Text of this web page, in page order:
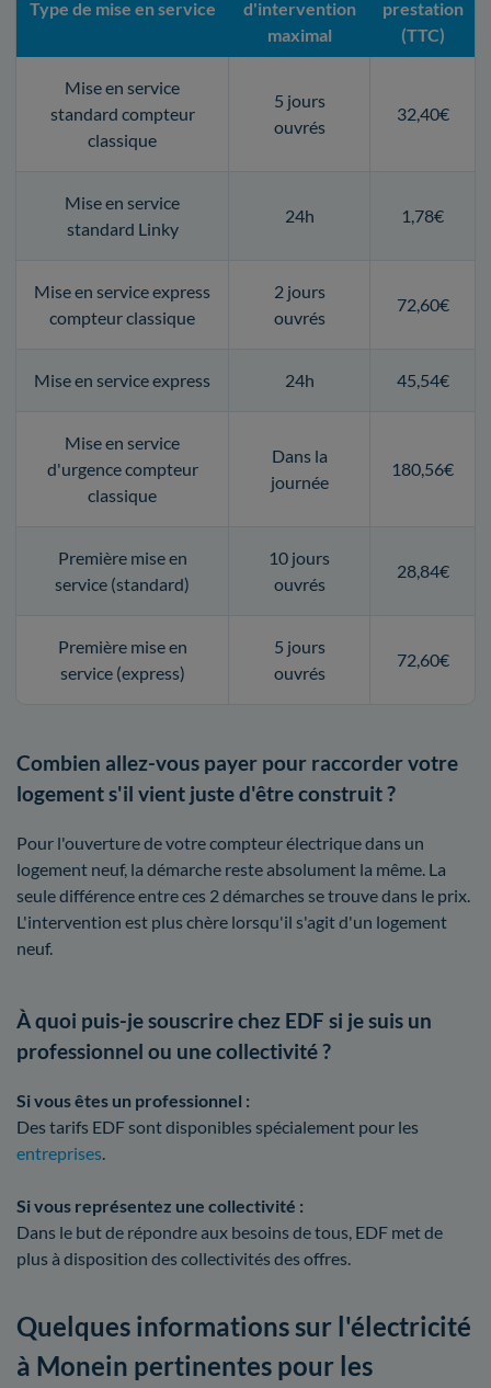
Type de mise en service
d'intervention
maximal
prestation
(TTC)
Mise en service
standard compteur
classique
5 jours
ouvrés
32,40€
Mise en service
standard Linky
24h 1,78€
Mise en service express
compteur classique
2 jours
ouvrés
72,60€
Mise en service express 24h 45,54€
Mise en service
d'urgence compteur
classique
Dans la
journée
180,56€
Première mise en
service (standard)
10 jours
ouvrés
28,84€
Première mise en
service (express)
5 jours
ouvrés
72,60€
Combien allez-vous payer pour raccorder votre
logement s'il vient juste d'être construit ?
Pour l'ouverture de votre compteur électrique dans un
logement neuf, la démarche reste absolument la même. La
seule différence entre ces 2 démarches se trouve dans le prix.
L'intervention est plus chère lorsqu'il s'agit d'un logement
neuf.
À quoi puis-je souscrire chez EDF si je suis un
professionnel ou une collectivité ?
Si vous êtes un professionnel :
Des tarifs EDF sont disponibles spécialement pour les
entreprises.
Si vous représentez une collectivité :
Dans le but de répondre aux besoins de tous, EDF met de
plus à disposition des collectivités des offres.
Quelques informations sur l'électricité
à Monein pertinentes pour les